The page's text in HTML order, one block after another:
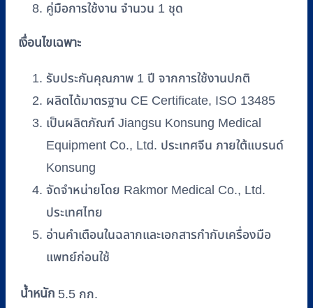
คู่มือการใช้งาน จำนวน 1 ชุด
เงื่อนไขเฉพาะ
รับประกันคุณภาพ 1 ปี จากการใช้งานปกติ
ผลิตได้มาตรฐาน CE Certificate, ISO 13485
เป็นผลิตภัณฑ์ Jiangsu Konsung Medical
Equipment Co., Ltd. ประเทศจีน ภายใต้แบรนด์
Konsung
จัดจำหน่ายโดย Rakmor Medical Co., Ltd.
ประเทศไทย
อ่านคำเตือนในฉลากและเอกสารกำกับเครื่องมือ
แพทย์ก่อนใช้
น้ำหนัก 5.5 กก.